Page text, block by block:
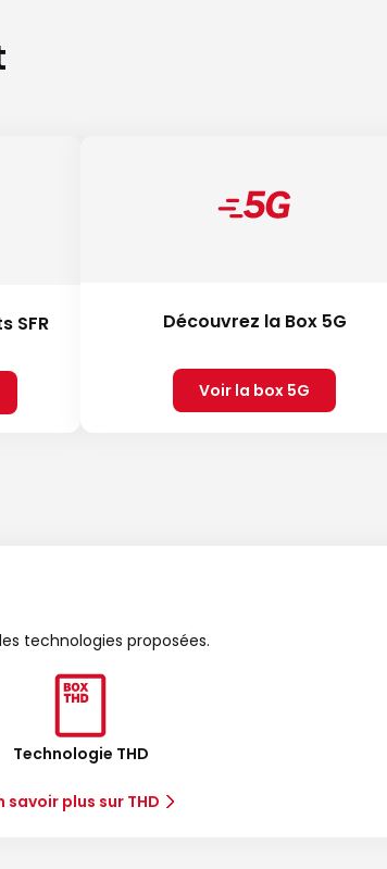
SFR Découvrez la Box 5G
Voir la box 5G
technologies proposées.
Technologie THD
savoir plus sur THD